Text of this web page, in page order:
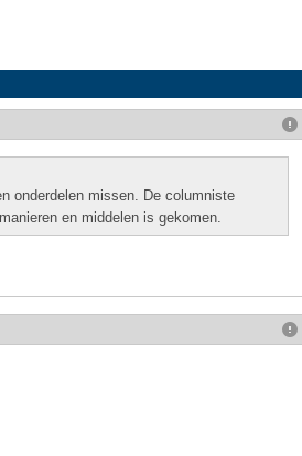
onderdelen missen. De columniste
en middelen is gekomen.